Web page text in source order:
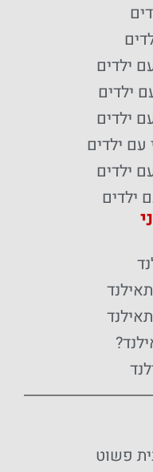
ילדים
ילדים
ילדים
עם ילדים
ילדים
ילדים
פשוט